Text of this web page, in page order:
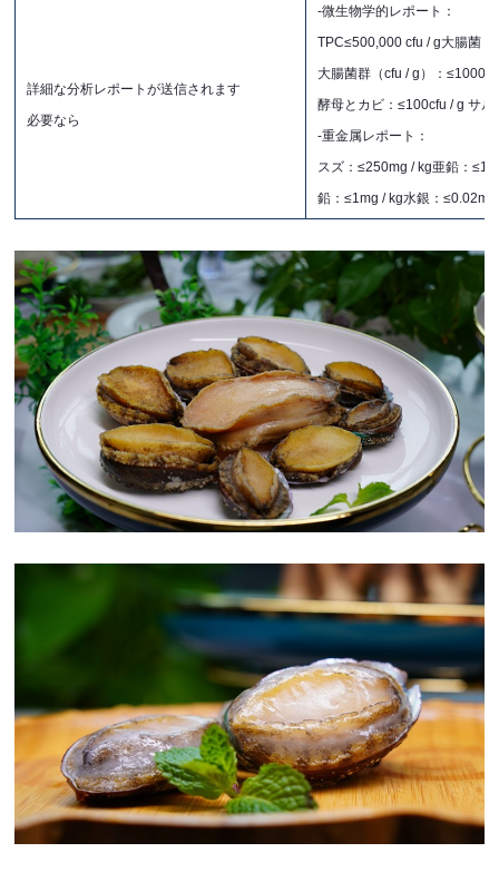
詳細な分析レポートが送信されます
必要なら
-微生物学的レポート：
TPC≤500,000 cfu / g大腸菌
大腸菌群（cfu / g）：
酵母とカビ：≤100cfu / gサル
-重金属レポート：
スズ：≤250mg / kg亜鉛：
鉛：≤1mg / kg水銀：